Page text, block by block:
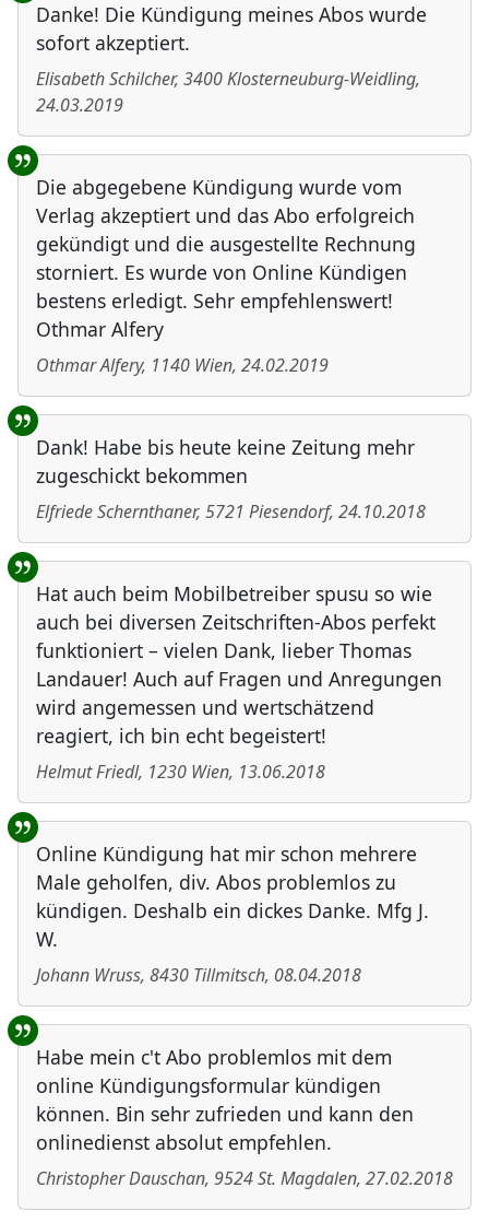
Danke! Die Kündigung meines Abos wurde
sofort akzeptiert.
Elisabeth Schilcher, 3400Klosterneuburg-Weidling,
24.03.2019
Die abgegebene Kündigung wurde vom
Verlag akzeptiert und das Abo erfolgreich
gekündigt und die ausgestellte Rechnung
storniert. Es wurde von Online Kündigen
bestens erledigt. Sehr empfehlenswert!
Othmar Alfery
Othmar Alfery, 1140 Wien, 24.02.2019
Dank! Habe bis heute keine Zeitung mehr
zugeschickt bekommen
Elfriede Schernthaner, 5721 Piesendorf, 24.10.2018
Hat auch beim Mobilbetreiber spusu so wie
auch bei diversen Zeitschriften-Abos perfekt
funktioniert – vielen Dank, lieber Thomas
Landauer! Auch auf Fragen und Anregungen
wird angemessen und wertschätzend
reagiert, ich bin echt begeistert!
Helmut Friedl, 1230 Wien, 13.06.2018
Online Kündigung hat mir schon mehrere
Male geholfen, div. Abos problemlos zu
kündigen. Deshalb ein dickes Danke. Mfg J.
W.
Johann Wruss, 8430 Tillmitsch, 08.04.2018
Habe mein c't Abo problemlos mit dem
online Kündigungsformular kündigen
können. Bin sehr zufrieden und kann den
onlinedienst absolut empfehlen.
Christopher Dauschan, 9524St. Magdalen, 27.02.2018